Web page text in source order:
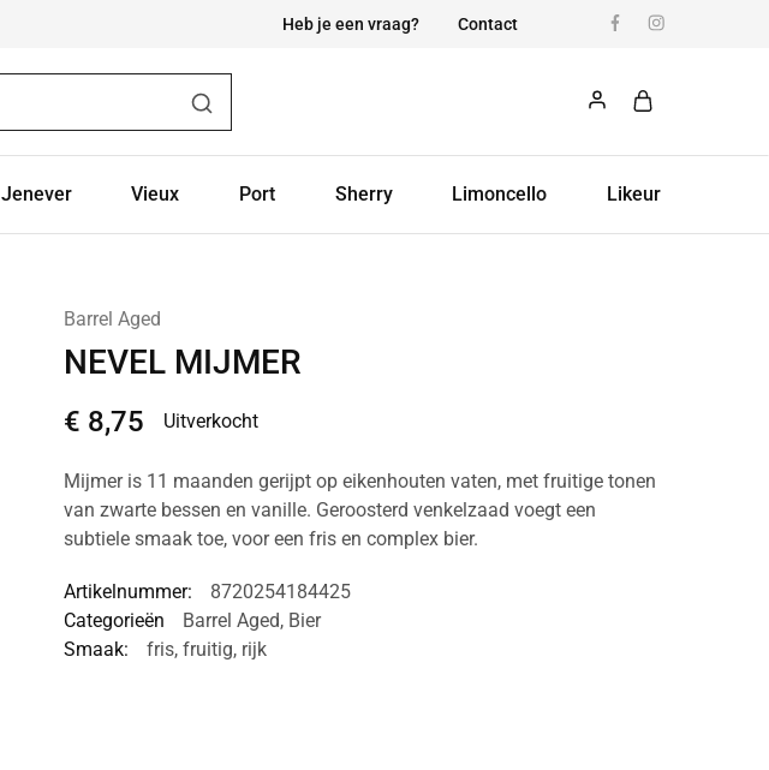
Heb je een vraag? Contact
Jenever Vieux Port Sherry Limoncello Likeur
Barrel Aged
NEVEL MIJMER
€ 8,75 Uitverkocht
Mijmer is 11 maanden gerijpt op eikenhouten vaten, met fruitige tonen
van zwarte bessen en vanille. Geroosterd venkelzaad voegt een
subtiele smaak toe, voor een fris en complex bier.
Artikelnummer:
8720254184425
Categorieën
Barrel Aged, Bier
Smaak:
fris, fruitig, rijk